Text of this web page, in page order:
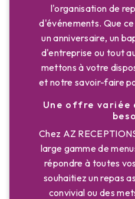
l'organisation de
d'événements. Que
un anniversaire, un
d'entreprise ou tout
mettons à votre
et notre savoir-faire
Une offre variée
Chez AZ
large gamme de
répondre à toutes
souhaitiez un repas
convivial ou des